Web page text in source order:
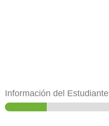
Información del Estudiante